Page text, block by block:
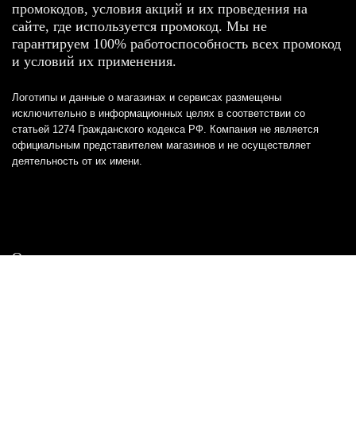
промокодов, условия акций и их проведения на
сайте, где используется промокод. Мы не
гарантируем 100% работоспособность всех промокод
и условий их применения.
Логотипы и данные о магазинах и сервисах размещены
исключительно в информационных целях в соответствии со
статьей 1274 Гражданского кодекса РФ. Компания не является
официальным представителем магазинов и не осуществляет
деятельность от их имени.
Отказ от ответственности